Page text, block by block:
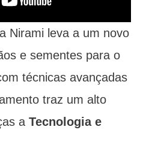
Nirami leva a um novo
e sementes para o
técnicas avançadas
traz um alto
a Tecnologia e